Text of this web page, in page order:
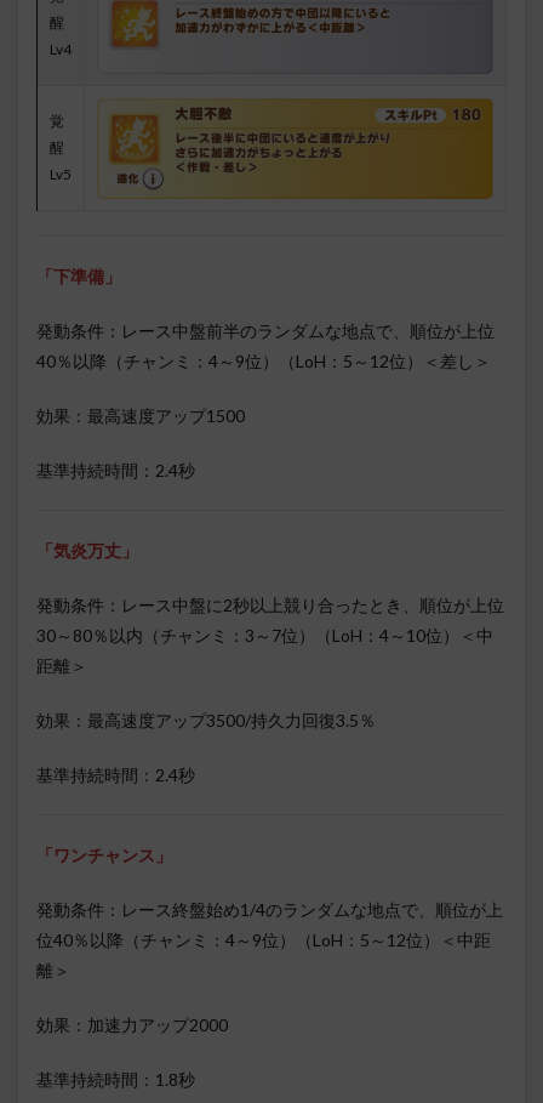
醒
Lv4
覚
醒
Lv5
「下準備」
発動条件：レース中盤前半のランダムな地点で、順位が上位
40％以降（チャンミ：4～9位）（LoH：5～12位）＜差し＞
効果：最高速度アップ1500
基準持続時間：2.4秒
「気炎万丈」
発動条件：レース中盤に2秒以上競り合ったとき、順位が上位
30～80％以内（チャンミ：3～7位）（LoH：4～10位）＜中
距離＞
効果：最高速度アップ3500/持久力回復3.5％
基準持続時間：2.4秒
「ワンチャンス」
発動条件：レース終盤始め1/4のランダムな地点で、順位が上
位40％以降（チャンミ：4～9位）（LoH：5～12位）＜中距
離＞
効果：加速力アップ2000
基準持続時間：1.8秒